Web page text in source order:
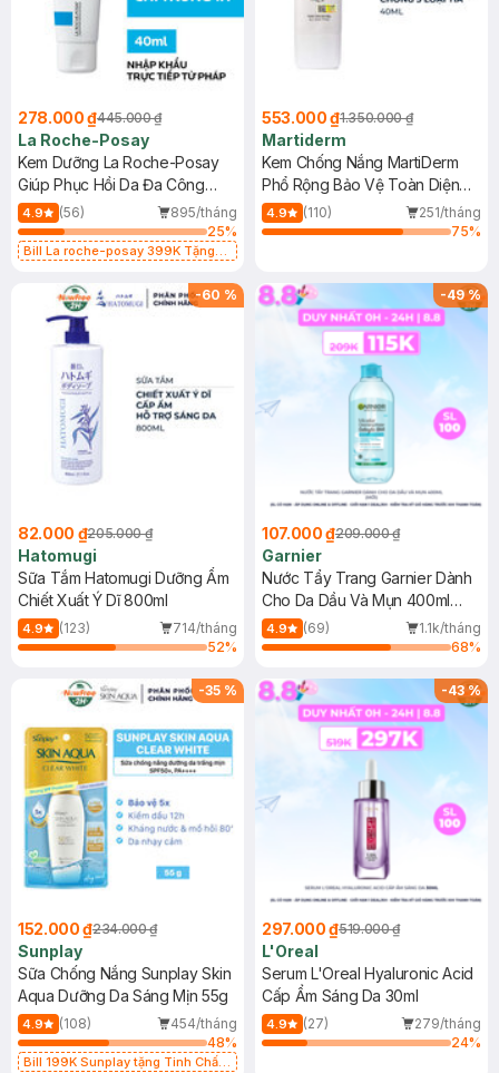
278.000 ₫445.000 ₫
La Roche-Posay
Kem Dưỡng La Roche-Posay
Giúp Phục Hồi Da Đa Công
Dụng 40ml
4.9 (56)
895/tháng
25%
Bill La roche-posay 399K Tặng
(SL có hạn)
553.000 ₫1.350.000 ₫
Martiderm
Kem Chống Nắng MartiDerm
Phổ Rộng Bảo Vệ Toàn Diện
40ml
4.9 (110)
251/tháng
75%
-60 %
82.000 ₫205.000 ₫
Hatomugi
Sữa Tắm Hatomugi Dưỡng Ẩm
Chiết Xuất Ý Dĩ 800ml
4.9 (123)
714/tháng
52%
-49%
107.000 ₫209.000 ₫
Garnier
Nước Tẩy Trang Garnier Dành
Cho Da Dầu Và Mụn 400ml
(Mới)
4.9 (69)
1.1k/tháng
68%
-35 %
152.000 ₫234.000 ₫
Sunplay
Sữa Chống Nắng Sunplay Skin
Aqua Dưỡng Da Sáng Mịn 55g
4.9 (108)
454/tháng
48%
Bill 199K Sunplay tặng Tinh Chất
-43%
297.000 ₫519.000 ₫
L'Oreal
Serum L'Oreal Hyaluronic Acid
Cấp Ẩm Sáng Da 30ml
4.9 (27)
279/tháng
24%